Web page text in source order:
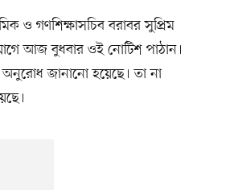
ও গণশিক্ষাসচিব বরাবর সুপ্রিম
আজ বুধবার ওই নোটিশ পাঠান।
জানানো হয়েছে। তা না